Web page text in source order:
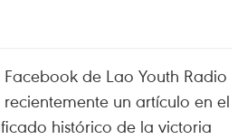
de Lao Youth Radio
un artículo en el
histórico de la victoria